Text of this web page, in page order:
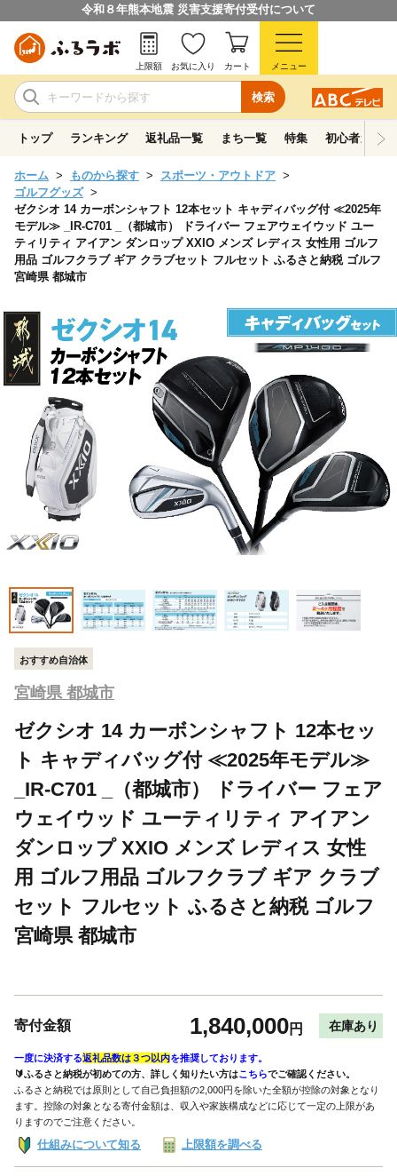
令和８年熊本地震 災害支援寄付受付について
検索
上限額 お気に入り カート メニュー
トップ ランキング 返礼品一覧 まち一覧 特集 初心者ガイド
ホーム ものから探す
スポーツ・アウトドア
ゴルフグッズ
ゼクシオ 14 カーボンシャフト 12本セット キャディバッグ付 ≪2025年
モデル≫ _IR-C701 _（都城市） ドライバー フェアウェイウッド ユー
ティリティ アイアン ダンロップ XXIO メンズ レディス 女性用 ゴルフ
用品 ゴルフクラブ ギア クラブセット フルセット ふるさと納税 ゴルフ
宮崎県 都城市
おすすめ自治体
宮崎県 都城市
ゼクシオ 14 カーボンシャフト 12本セッ
ト キャディバッグ付 ≪2025年モデル≫
_IR-C701 _（都城市） ドライバー フェア
ウェイウッド ユーティリティ アイアン
ダンロップ XXIO メンズ レディス 女性
用 ゴルフ用品 ゴルフクラブ ギア クラブ
セット フルセット ふるさと納税 ゴルフ
宮崎県 都城市
寄付金額 1,840,000円 在庫あり
一度に決済する返礼品数は３つ以内を推奨しております。
🔰ふるさと納税が初めての方、詳しく知りたい方はこちらでご確認ください。
ふるさと納税では原則として自己負担額の2,000円を除いた全額が控除の対象となり
ます。控除の対象となる寄付金額は、収入や家族構成などに応じて一定の上限があ
りますのでご注意ください。
仕組みについて知る 上限額を調べる